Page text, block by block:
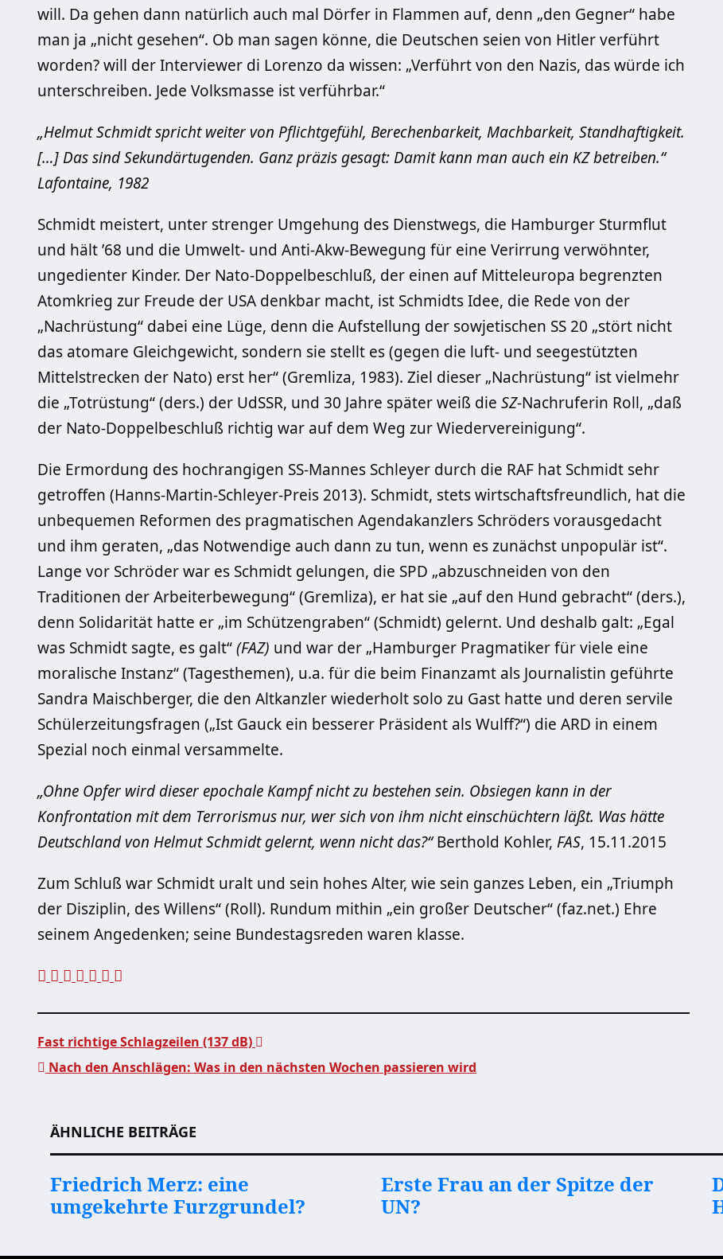
will. Da gehen dann natürlich auch mal Dörfer in Flammen auf, denn „den Gegner“ habe
man ja „nicht gesehen“. Ob man sagen könne, die Deutschen seien von Hitler verführt
worden? will der Interviewer di Lorenzo da wissen: „Verführt von den Nazis, das würde ich
unterschreiben. Jede Volksmasse ist verführbar.“
„Helmut Schmidt spricht weiter von Pflichtgefühl, Berechenbarkeit, Machbarkeit, Standhaftigkeit.
[…] Das sind Sekundärtugenden. Ganz präzis gesagt: Damit kann man auch ein KZ betreiben.“
Lafontaine, 1982
Schmidt meistert, unter strenger Umgehung des Dienstwegs, die Hamburger Sturmflut
und hält ’68 und die Umwelt- und Anti-Akw-Bewegung für eine Verirrung verwöhnter,
ungedienter Kinder. Der Nato-Doppelbeschluß, der einen auf Mitteleuropa begrenzten
Atomkrieg zur Freude der USA denkbar macht, ist Schmidts Idee, die Rede von der
„Nachrüstung“ dabei eine Lüge, denn die Aufstellung der sowjetischen SS 20 „stört nicht
das atomare Gleichgewicht, sondern sie stellt es (gegen die luft- und seegestützten
Mittelstrecken der Nato) erst her“ (Gremliza, 1983). Ziel dieser „Nachrüstung“ ist vielmehr
die „Totrüstung“ (ders.) der UdSSR, und 30 Jahre später weiß die SZ-Nachruferin Roll, „daß
der Nato-Doppelbeschluß richtig war auf dem Weg zur Wiedervereinigung“.
Die Ermordung des hochrangigen SS-Mannes Schleyer durch die RAF hat Schmidt sehr
getroffen (Hanns-Martin-Schleyer-Preis 2013). Schmidt, stets wirtschaftsfreundlich, hat die
unbequemen Reformen des pragmatischen Agendakanzlers Schröders vorausgedacht
und ihm geraten, „das Notwendige auch dann zu tun, wenn es zunächst unpopulär ist“.
Lange vor Schröder war es Schmidt gelungen, die SPD „abzuschneiden von den
Traditionen der Arbeiterbewegung“ (Gremliza), er hat sie „auf den Hund gebracht“ (ders.),
denn Solidarität hatte er „im Schützengraben“ (Schmidt) gelernt. Und deshalb galt: „Egal
was Schmidt sagte, es galt“(FAZ) und war der „Hamburger Pragmatiker für viele eine
moralische Instanz“ (Tagesthemen), u.a. für die beim Finanzamt als Journalistin geführte
Sandra Maischberger, die den Altkanzler wiederholt solo zu Gast hatte und deren servile
Schülerzeitungsfragen („Ist Gauck ein besserer Präsident als Wulff?“) die ARD in einem
Spezial noch einmal versammelte.
„Ohne Opfer wird dieser epochale Kampf nicht zu bestehen sein. Obsiegen kann in der
Konfrontation mit dem Terrorismus nur, wer sich von ihm nicht einschüchtern läßt. Was hätte
Deutschland von Helmut Schmidt gelernt, wenn nicht das?“ Berthold Kohler, FAS, 15.11.2015
Zum Schluß war Schmidt uralt und sein hohes Alter, wie sein ganzes Leben, ein „Triumph
der Disziplin, des Willens“ (Roll). Rundum mithin „ein großer Deutscher“ (faz.net.) Ehre
seinem Angedenken; seine Bundestagsreden waren klasse.
Fast richtige Schlagzeilen (137 dB)
Nach den Anschlägen: Was in den nächsten Wochen passieren wird
ÄHNLICHE BEITRÄGE
Friedrich Merz: eine
umgekehrte Furzgrundel?
Erste Frau an der Spitze der
UN?